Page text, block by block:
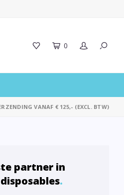
0
VANAF € 125,- (EXCL. BTW)
partner in
.